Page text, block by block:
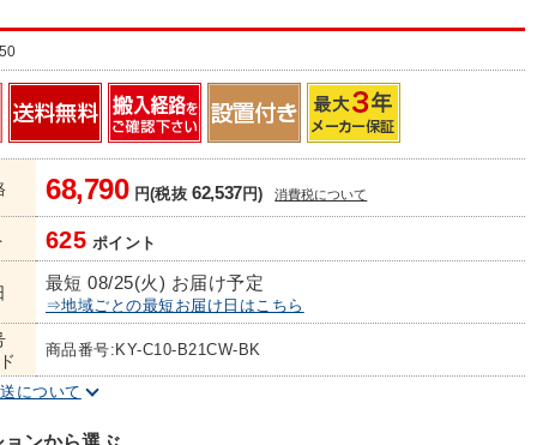
68,790円(税抜62,537円) 消費税について
625 ポイント
最短 08/25(火) お届け予定
⇒地域ごとの最短お届け日はこちら
商品番号:KY-C10-B21CW-BK
について